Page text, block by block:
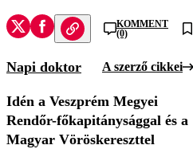
KOMMENT
(0)
Napi doktor A szerző cikkei
Idén a Veszprém Megyei
Rendőr-főkapitánysággal és a
Magyar Vöröskereszttel